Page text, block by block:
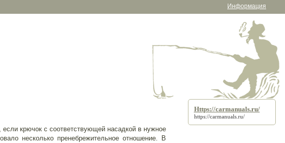
Информация
крючок с соответствующей насадкой в нужное
несколько пренебрежительное отношение. В
Https://carmanuals.ru/
https://carmanuals.ru/